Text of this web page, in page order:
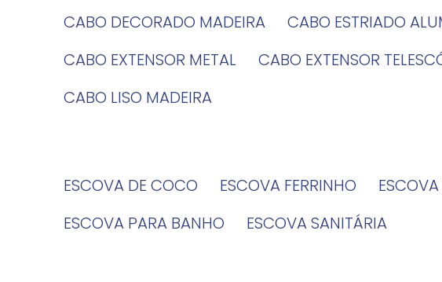
CABO DECORADO MADEIRA
CABO ESTRIADO
CABO EXTENSOR METAL
CABO EXTENSOR
CABO LISO MADEIRA
ESCOVA DE COCO
ESCOVA FERRINHO
ESCOVA PARA BANHO
ESCOVA SANITÁRIA